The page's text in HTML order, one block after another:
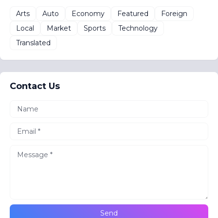
Arts Auto Economy Featured
Foreign
Local
Market Sports
Technology
Translated
Contact Us